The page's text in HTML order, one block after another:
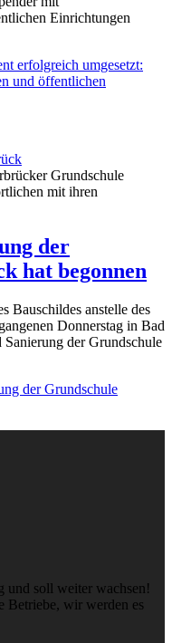
Einrichtungen
erfolgreich umgesetzt:
und öffentlichen
Grundschule
mit ihren
der
hat begonnen
Bauschildes anstelle des
Donnerstag in Bad
der Grundschule
der Grundschule
und soll weiter wachsen!
Betriebe, wir werden es